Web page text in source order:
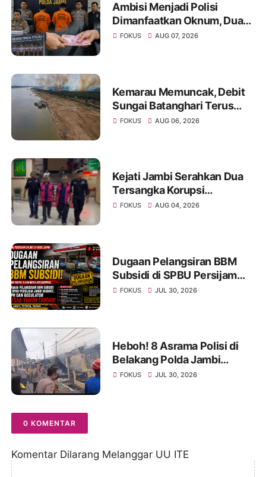
Ambisi Menjadi Polisi
Dimanfaatkan Oknum, Dua
Anggota Polda Jambi Diduga
FOKUS AUG 07, 2026
Kemarau Memuncak, Debit
Sungai Batanghari Terus
Menyusut, Jambi Hadapi
FOKUS AUG 06, 2026
Kejati Jambi Serahkan Dua
Tersangka Korupsi
Pengadaan Tanah Akses
FOKUS AUG 04, 2026
Dugaan Pelangsiran BBM
Subsidi di SPBU Persijam
Jambi Disorot, APH dan
FOKUS JUL 30, 2026
Heboh! 8 Asrama Polisi di
Belakang Polda Jambi
Hangus Terbakar, Api
FOKUS JUL 30, 2026
0 KOMENTAR
Komentar Dilarang Melanggar UU ITE